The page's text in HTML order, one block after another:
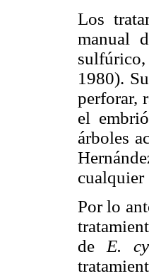
Los
manual
sulfúrico,
1980).
perforar,
el
árboles
cualquier
Por lo
de E.